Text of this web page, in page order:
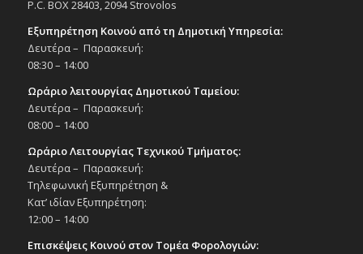
P.C. BOX 28403, 2094 Strovolos
Εξυπηρέτηση Κοινού από τη Δημοτική Υπηρεσία:
Δευτέρα – Παρασκευή:
08:30 – 14:00
Ωράριο λειτουργίας Δημοτικού Ταμείου:
Δευτέρα – Παρασκευή:
08:00 – 14:00
Ωράριο Λειτουργίας Τεχνικού Τμήματος:
Δευτέρα – Παρασκευή:
Τηλεφωνική Εξυπηρέτηση &
Κατ’ ιδίαν Εξυπηρέτηση:
12:00 – 14:00
Επισκέψεις Κοινού στον Τομέα Φορολογιών: